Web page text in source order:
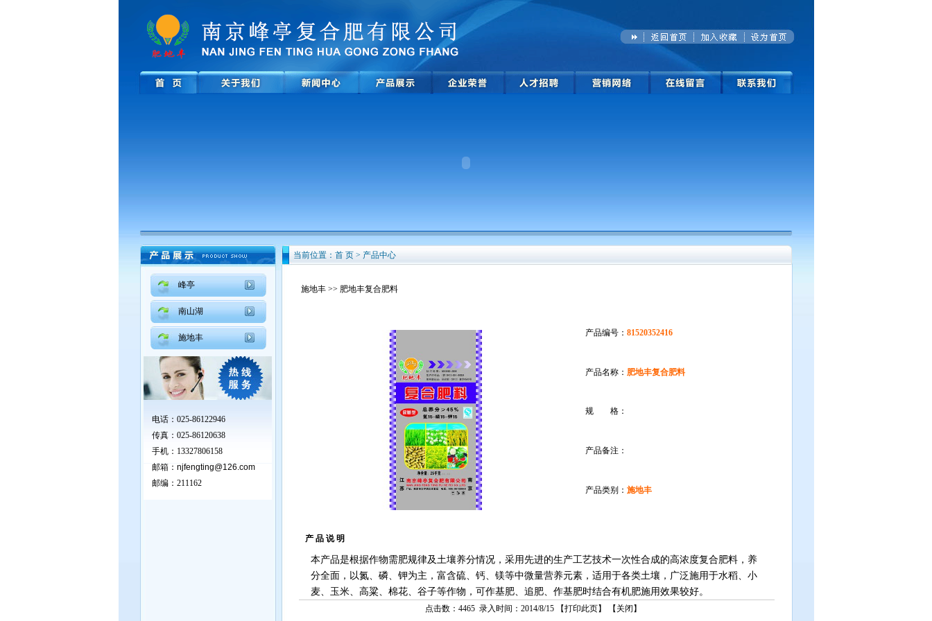
峰亭
南山湖
施地丰
电话：025-86122946
传真：025-86120638
手机：13327806158
邮箱： njfengting@126.com
邮编：211162
当前位置：首 页 > 产品中心
施地丰>> 肥地丰复合肥料
产品编号： 81520352416
产品名称： 肥地丰复合肥料
规 格：
产品备注：
产品类别： 施地丰
产 品 说 明
本产品是根据作物需肥规律及土壤养分情况，采用先进的生产工艺技术一次性合成的高浓度复合肥料，养
分全面，以氮、磷、钾为主，富含硫、钙、镁等中微量营养元素，适用于各类土壤，广泛施用于水稻、小
麦、玉米、高粱、棉花、谷子等作物，可作基肥、追肥、作基肥时结合有机肥施用效果较好。
点击数：4465 录入时间：2014/8/15 【打印此页】 【 关闭 】